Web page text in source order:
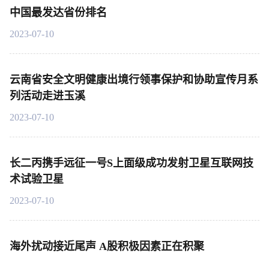
中国最发达省份排名
2023-07-10
云南省安全文明健康出境行领事保护和协助宣传月系
列活动走进玉溪
2023-07-10
长二丙携手远征一号S上面级成功发射卫星互联网技
术试验卫星
2023-07-10
海外扰动接近尾声 A股积极因素正在积聚